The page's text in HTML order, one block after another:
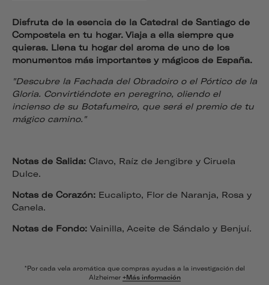
Disfruta de la esencia de la Catedral de Santiago de
Compostela en tu hogar. Viaja a ella siempre que
quieras. Llena tu hogar del aroma de uno de los
monumentos más importantes y mágicos de España.
"Descubre la Fachada del Obradoiro o el Pórtico de la
Gloria. Convirtiéndote en peregrino, oliendo el
incienso de su Botafumeiro, que será el premio de tu
mágico camino."
Notas de Salida: Clavo, Raíz de Jengibre y Ciruela
Dulce.
Notas de Corazón: Eucalipto, Flor de Naranja, Rosa y
Canela.
Notas de Fondo: Vainilla, Aceite de Sándalo y Benjuí.
*Por cada vela aromática que compras ayudas a la investigación del
Alzheimer +Más información